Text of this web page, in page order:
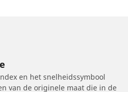
en het snelheidssymbool
van de originele maat die in de